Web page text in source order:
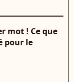
mot ! Ce que
pour le